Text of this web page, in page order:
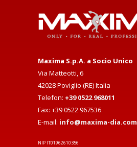
Maxima S.p.A. a Socio Unico
Via Matteotti, 6
42028 Poviglio (RE) Italia
Telefon: +39 0522 968011
Fax: +39 0522 967536
E-mail: info@maxima-dia.com
NIP IT01962610356